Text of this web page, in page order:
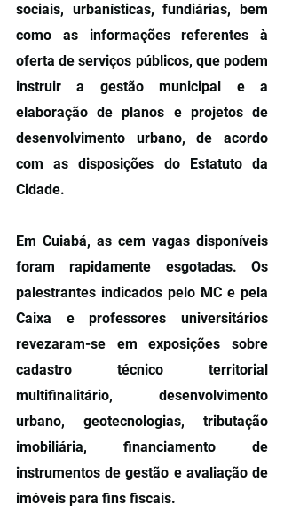
sociais, urbanísticas, fundiárias, bem
como as informações referentes à
oferta de serviços públicos, que podem
instruir a gestão municipal e a
elaboração de planos e projetos de
desenvolvimento urbano, de acordo
com as disposições do Estatuto da
Cidade.
Em Cuiabá, as cem vagas disponíveis
foram rapidamente esgotadas. Os
palestrantes indicados pelo MC e pela
Caixa e professores universitários
revezaram-se em exposições sobre
cadastro técnico territorial
multifinalitário, desenvolvimento
urbano, geotecnologias, tributação
imobiliária, financiamento de
instrumentos de gestão e avaliação de
imóveis para fins fiscais.